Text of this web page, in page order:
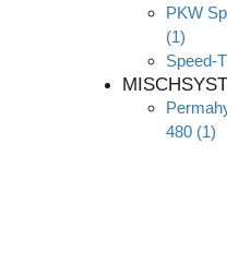
PKW
(1)
Speed-
480 (1)